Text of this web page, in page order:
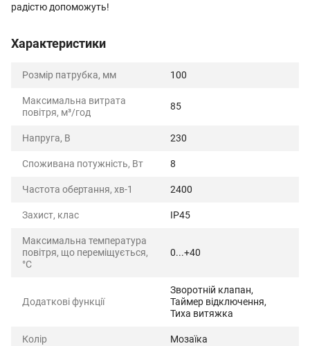
радістю допоможуть!
Характеристики
Розмір патрубка, мм 100
Максимальна витрата
повітря, м³/год
85
Напруга, В 230
Споживана потужність, Вт 8
Частота обертання, хв-1 2400
Захист, клас IP45
Максимальна температура
повітря, що переміщується,
°C
0...+40
Додаткові функції
Зворотній клапан,
Таймер відключення,
Тиха витяжка
Колір Мозаїка